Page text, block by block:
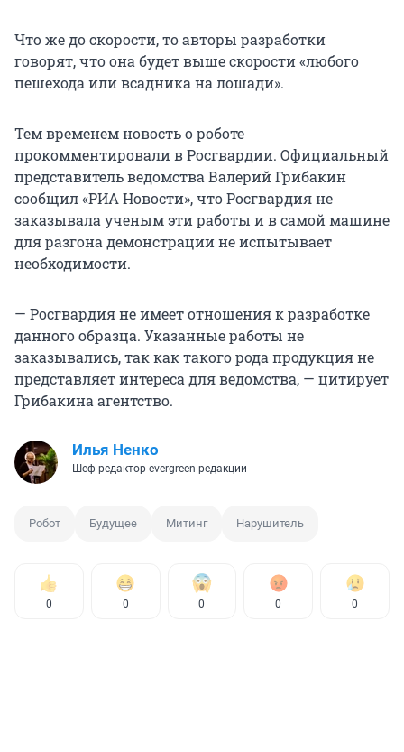
Что же до скорости, то авторы разработки
говорят, что она будет выше скорости «любого
пешехода или всадника на лошади».
Тем временем новость о роботе
прокомментировали в Росгвардии. Официальный
представитель ведомства Валерий Грибакин
сообщил «РИА Новости», что Росгвардия не
заказывала ученым эти работы и в самой машине
для разгона демонстрации не испытывает
необходимости.
— Росгвардия не имеет отношения к разработке
данного образца. Указанные работы не
заказывались, так как такого рода продукция не
представляет интереса для ведомства, — цитирует
Грибакина агентство.
Илья Ненко
Шеф-редактор evergreen-редакции
Робот Будущее Митинг Нарушитель
0 0 0 0 0